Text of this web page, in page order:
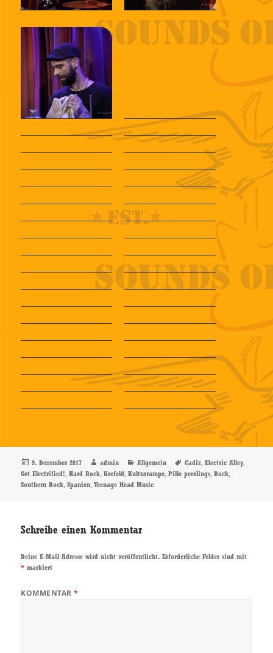
Veröffentlicht
am
9. Dezember 2017 Autor
admin Kategorien
Allgemein Schlagwörter
Cadiz,Electric Alley,
Get Electrified!,Hard Rock,Krefeld,Kulturrampe,Pille peerlings,Rock,
Southern Rock,Spanien,Teenage Head Music
Schreibe einen Kommentar
Deine E-Mail-Adresse wird nicht veröffentlicht. Erforderliche Felder sind mit
* markiert
KOMMENTAR*